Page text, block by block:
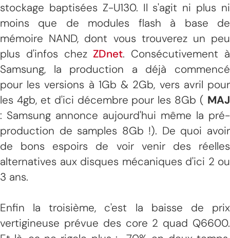
stockage baptisées Z-U130. Il s'agit ni plus ni
moins que de modules flash à base de
mémoire NAND, dont vous trouverez un peu
plus d'infos chez ZDnet. Consécutivement à
Samsung, la production a déjà commencé
pour les versions à 1Gb & 2Gb, vers avril pour
les 4gb, et d'ici décembre pour les 8Gb ( MAJ
: Samsung annonce aujourd'hui même la pré-
production de samples 8Gb !). De quoi avoir
de bons espoirs de voir venir des réelles
alternatives aux disques mécaniques d'ici 2 ou
3 ans.
Enfin la troisième, c'est la baisse de prix
vertigineuse prévue des core 2 quad Q6600.